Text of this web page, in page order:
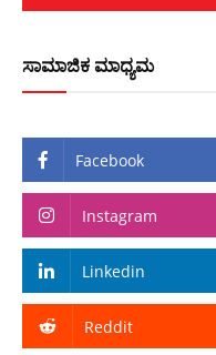
ಸಾಮಾಜಿಕ ಮಾಧ್ಯಮ
Facebook
Instagram
Linkedin
Reddit